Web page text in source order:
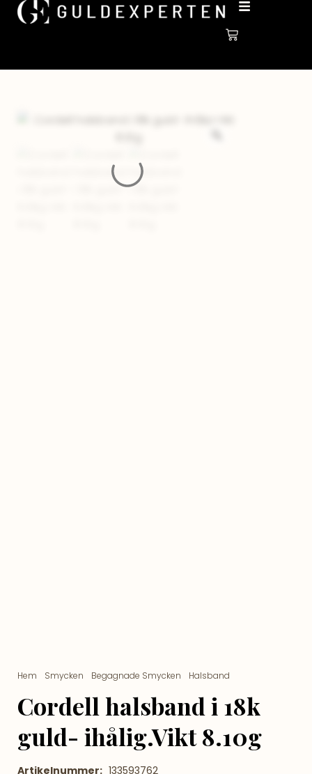
Hem Smycken Begagnade Smycken Halsband
Cordell halsband i 18k
guld- ihålig.Vikt 8.10g
Artikelnummer: 133593762